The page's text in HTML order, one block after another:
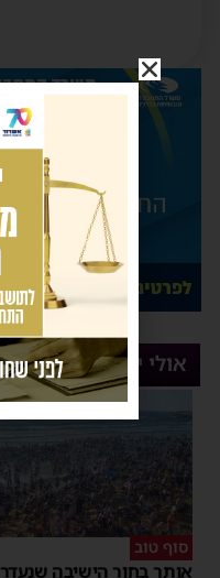
אולי יעניין אותך
סוף טוב
אותר בחור הישיבה שנעדר